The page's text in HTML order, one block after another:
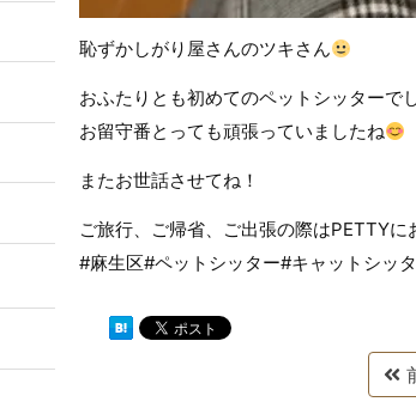
恥ずかしがり屋さんのツキさん
おふたりとも初めてのペットシッターでし
お留守番とっても頑張っていましたね
またお世話させてね！
ご旅行、ご帰省、ご出張の際はPETTYに
#麻生区#ペットシッター#キャットシッ